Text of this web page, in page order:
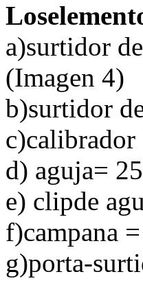
a)surtidor
(Imagen 4)
b)surtidor
c)calibrador
d) aguja= 25
e) clipde
f)campana
g)porta-